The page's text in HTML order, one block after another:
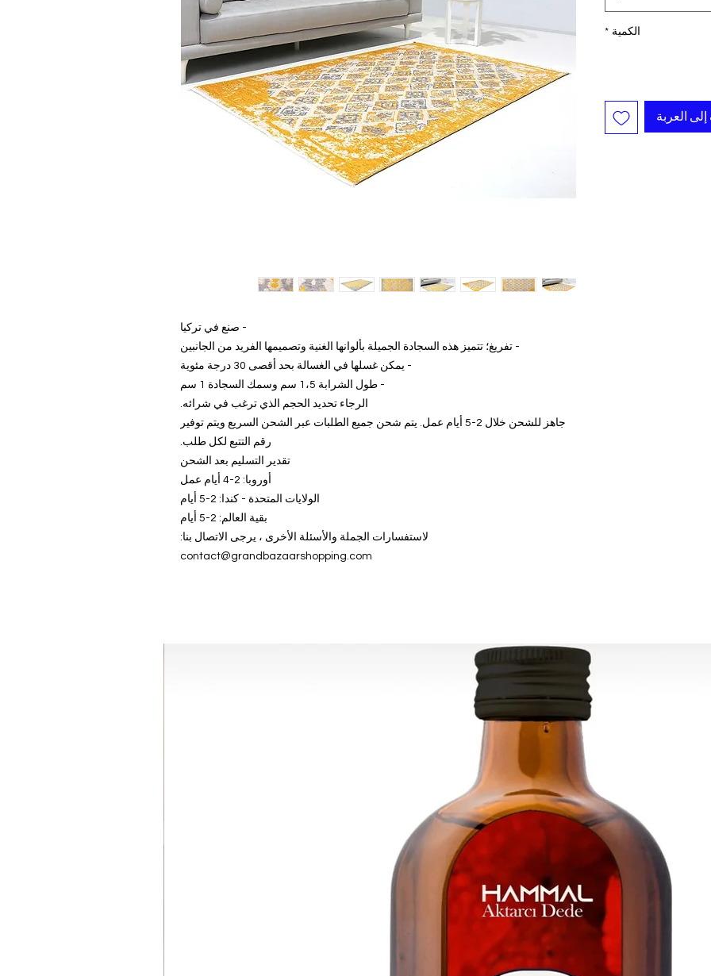
- صنع في تركيا
- تفريغ؛ تتميز هذه السجادة الجميلة بألوانها الغنية وتصميمها الفريد من الجانبين
- يمكن غسلها في الغسالة بحد أقصى 30 درجة مئوية
- طول الشرابة 1،5 سم وسمك السجادة 1 سم
الرجاء تحديد الحجم الذي ترغب في شرائه.
جاهز للشحن خلال 2-5 أيام عمل. يتم شحن جميع الطلبات عبر الشحن السريع ويتم توفير
رقم التتبع لكل طلب.
تقدير التسليم بعد الشحن
أوروبا: 2-4 أيام عمل
الولايات المتحدة - كندا: 2-5 أيام
بقية العالم: 2-5 أيام
لاستفسارات الجملة والأسئلة الأخرى ، يرجى الاتصال بنا:
contact@grandbazaarshopping.com
الكمية *
العربة